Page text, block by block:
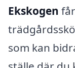
Ekskogen
som kan